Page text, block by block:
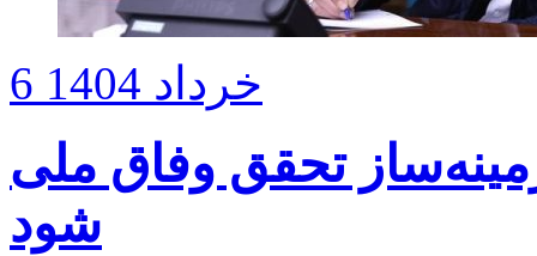
6 خرداد 1404
تحقق وفاق ملی
شود